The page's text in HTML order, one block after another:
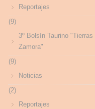
Reportajes
(9)
3º Bolsín Taurino "Tierras
Zamora"
(9)
Noticias
(2)
Reportajes